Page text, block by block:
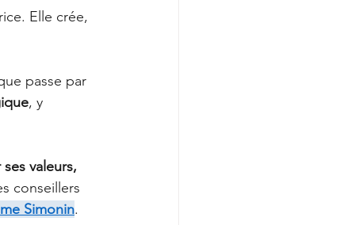
Elle crée,
passe par
, y
valeurs,
conseillers
Simonin.